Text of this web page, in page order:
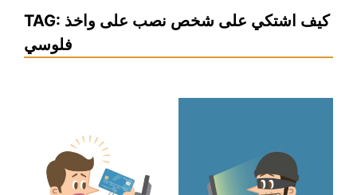
TAG: كيف اشتكي على شخص نصب على واخذ
فلوسي